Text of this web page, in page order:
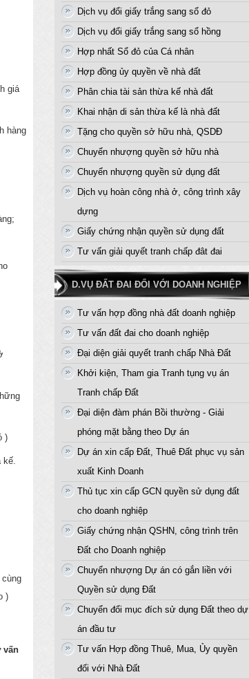
giá
hàng
)
kế.
)
vấn
Dịch vụ đổi giấy trắng sang sổ đỏ
Dịch vụ đổi giấy trắng sang sổ hồng
Hợp nhất Sổ đỏ của Cá nhân
Hợp đồng ủy quyền về nhà đất
Phân chia tài sản thừa kế nhà đất
Khai nhận di sản thừa kế là nhà đất
Tặng cho quyền sở hữu nhà, QSDĐ
Chuyển nhượng quyền sở hữu nhà
Chuyển nhượng quyền sử dụng đất
Dịch vụ hoàn công nhà ở, công trình xây
dựng
Giấy chứng nhận quyền sử dụng đất
Tư vấn giải quyết tranh chấp đât đai
D.VỤ ĐẤT ĐAI ĐỐI VỚI DOANH NGHIỆP
Tư vấn hợp đồng nhà đất doanh nghiệp
Tư vấn đất đai cho doanh nghiệp
Đại diện giải quyết tranh chấp Nhà Đất
Khởi kiện, Tham gia Tranh tụng vụ án
Tranh chấp Đất
Đại diện đàm phán Bồi thường - Giải
phóng mặt bằng theo Dự án
Dự án xin cấp Đất, Thuê Đất phục vụ sản
xuất Kinh Doanh
Thủ tục xin cấp GCN quyền sử dụng đất
cho doanh nghiệp
Giấy chứng nhận QSHN, công trình trên
Đất cho Doanh nghiệp
Chuyển nhượng Dự án có gắn liền với
Quyền sử dụng Đất
Chuyển đổi mục đích sử dụng Đất theo dự
án đầu tư
Tư vấn Hợp đồng Thuê, Mua, Ủy quyền
đối với Nhà Đất